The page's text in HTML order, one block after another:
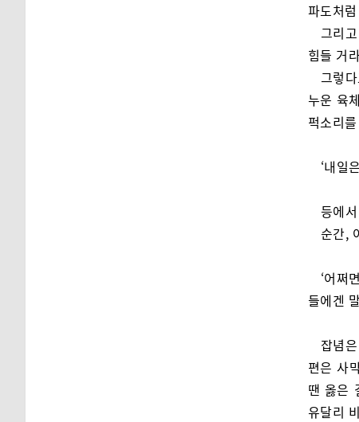
파도처
그리
힘들 거
그렇
누운 육
퍽소리
‘내일
등에
순간,
‘어쩌
들에겐
잡념
편은 사
땐 옳은
유달리